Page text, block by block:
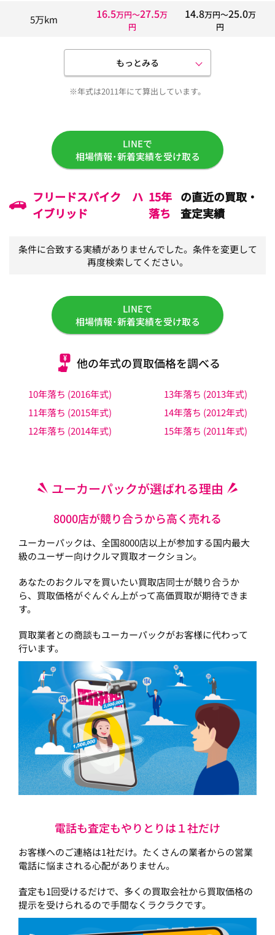
5万km 16.5万円〜27.5万
円
14.8万円〜25.0万
円
もっとみる
※年式は2011年にて算出しています。
LINEで
相場情報･新着実績を受け取る
フリードスパイク ハ
イブリッド
15年
落ち
の直近の買取・
査定実績
条件に合致する実績がありませんでした。条件を変更して
再度検索してください。
LINEで
相場情報･新着実績を受け取る
他の年式の買取価格を調べる
10年落ち (2016年式)
11年落ち (2015年式)
12年落ち (2014年式)
13年落ち (2013年式)
14年落ち (2012年式)
15年落ち (2011年式)
ユーカーパックが選ばれる理由
8000店が競り合うから高く売れる
ユーカーパックは、全国8000店以上が参加する国内最大
級のユーザー向けクルマ買取オークション。
あなたのおクルマを買いたい買取店同士が競り合うか
ら、買取価格がぐんぐん上がって高価買取が期待できま
す。
買取業者との商談もユーカーパックがお客様に代わって
行います。
電話も査定もやりとりは１社だけ
お客様へのご連絡は1社だけ。たくさんの業者からの営業
電話に悩まされる心配がありません。
査定も1回受けるだけで、多くの買取会社から買取価格の
提示を受けられるので手間なくラクラクです。